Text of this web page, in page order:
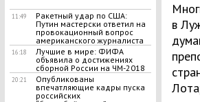
11:49
Ракетный удар по США:
Путин мастерски ответил на
провокационный вопрос
американского журналиста
16:18
Лучшие в мире: ФИФА
объявила о достижениях
сборной России на ЧМ-2018
20:21
Опубликованы
впечатляющие кадры пуска
российских
в